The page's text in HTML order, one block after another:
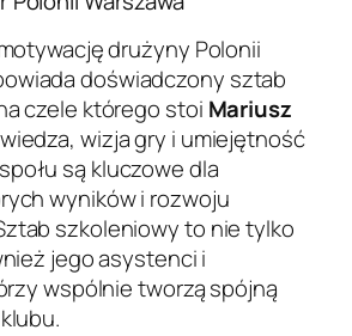
drużyny Polonii
doświadczony sztab
czele którego stoi Mariusz
wizja gry i umiejętność
są kluczowe dla
wyników i rozwoju
szkoleniowy to nie tylko
jego asystenci i
wspólnie tworzą spójną